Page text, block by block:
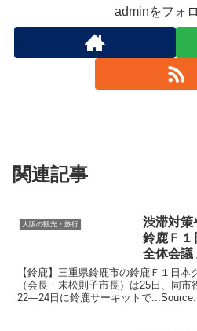
adminをフォ
関連記事
大阪の観光・旅行 渋滞対策
鈴鹿Ｆ１
全体会議
【鈴鹿】三重県鈴鹿市の鈴鹿Ｆ１日
（会長・末松則子市長）は25日、同
22―24日に鈴鹿サーキットで